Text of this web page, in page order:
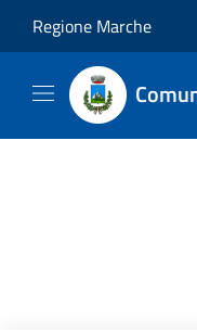
Regione Marche